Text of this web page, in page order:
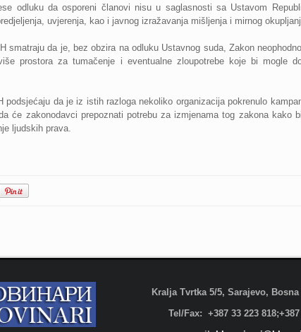
odluku da osporeni članovi nisu u saglasnosti sa Ustavom
uvjerenja, kao i javnog izražavanja mišljenja i mirnog
smatraju da je, bez obzira na odluku Ustavnog suda, Zakon
prostora za tumačenje i eventualne zloupotrebe koje bi mogle
podsjećaju da je iz istih razloga nekoliko organizacija pokrenulo
će zakonodavci prepoznati potrebu za izmjenama tog zakona kako
ljudskih prava.
Kralja Tvrtka 5/5, Sarajevo,
Tel/Fax: +387 33 223 818;+387